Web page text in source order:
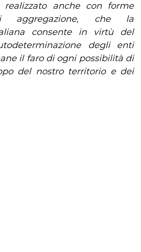
realizzato anche con forme
aggregazione, che la
consente in virtù del
degli enti
il faro di ogni possibilità di
del nostro territorio e dei